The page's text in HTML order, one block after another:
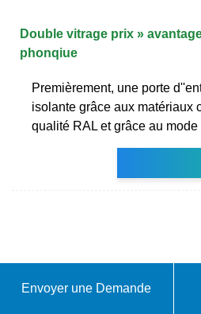
Double vitrage prix »
phonqiue
Premièrement, une porte
isolante grâce aux matériaux
qualité RAL et grâce au mode
Envoyer une Demande